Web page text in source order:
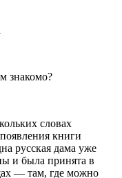
знакомо?
словах
книги
русская дама уже
и была принята в
— там, где можно